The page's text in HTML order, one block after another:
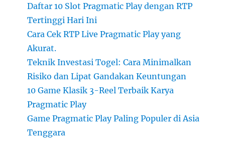
Daftar 10 Slot Pragmatic Play dengan RTP
Tertinggi Hari Ini
Cara Cek RTP Live Pragmatic Play yang
Akurat.
Teknik Investasi Togel: Cara Minimalkan
Risiko dan Lipat Gandakan Keuntungan
10 Game Klasik 3-Reel Terbaik Karya
Pragmatic Play
Game Pragmatic Play Paling Populer di Asia
Tenggara